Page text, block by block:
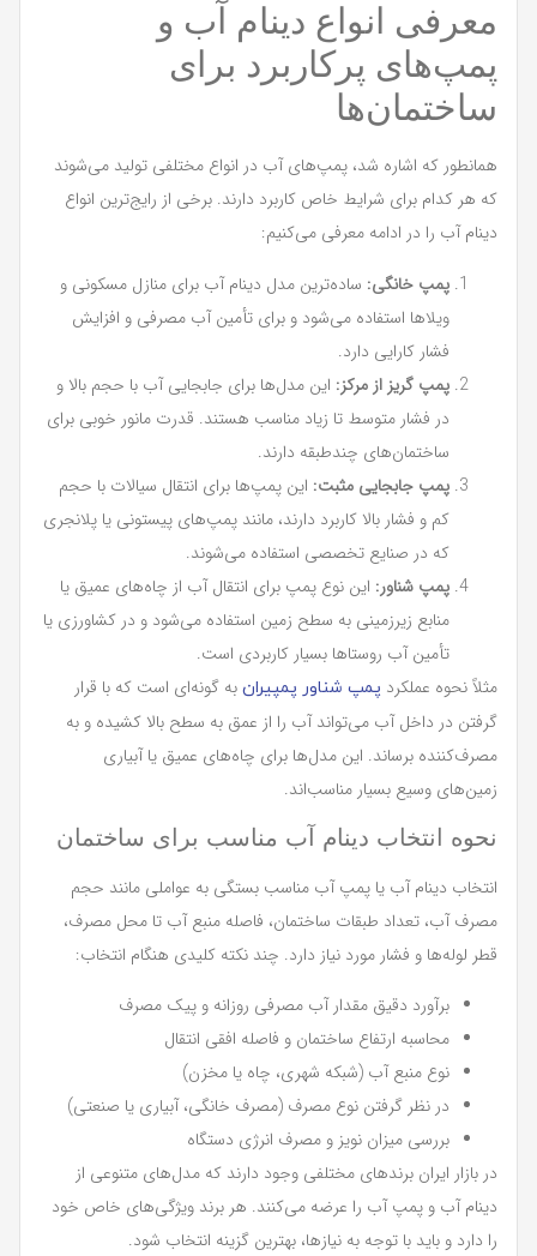
معرفی انواع دینام آب و
پمپ‌های پرکاربرد برای
ساختمان‌ها
همانطور که اشاره شد، پمپ‌های آب در انواع مختلفی تولید می‌شوند
که هر کدام برای شرایط خاص کاربرد دارند. برخی از رایج‌ترین انواع
دینام آب را در ادامه معرفی می‌کنیم:
پمپ خانگی: ساده‌ترین مدل دینام آب برای منازل مسکونی و
ویلاها استفاده می‌شود و برای تأمین آب مصرفی و افزایش
فشار کارایی دارد.
پمپ گریز از مرکز: این مدل‌ها برای جابجایی آب با حجم بالا و
در فشار متوسط تا زیاد مناسب هستند. قدرت مانور خوبی برای
ساختمان‌های چندطبقه دارند.
پمپ جابجایی مثبت: این پمپ‌ها برای انتقال سیالات با حجم
کم و فشار بالا کاربرد دارند، مانند پمپ‌های پیستونی یا پلانجری
که در صنایع تخصصی استفاده می‌شوند.
پمپ شناور: این نوع پمپ برای انتقال آب از چاه‌های عمیق یا
منابع زیرزمینی به سطح زمین استفاده می‌شود و در کشاورزی یا
تأمین آب روستاها بسیار کاربردی است.
مثلاً نحوه عملکرد پمپ شناور پمپیران به گونه‌ای است که با قرار
گرفتن در داخل آب می‌تواند آب را از عمق به سطح بالا کشیده و به
مصرف‌کننده برساند. این مدل‌ها برای چاه‌های عمیق یا آبیاری
زمین‌های وسیع بسیار مناسب‌اند.
نحوه انتخاب دینام آب مناسب برای ساختمان
انتخاب دینام آب یا پمپ آب مناسب بستگی به عواملی مانند حجم
مصرف آب، تعداد طبقات ساختمان، فاصله منبع آب تا محل مصرف،
قطر لوله‌ها و فشار مورد نیاز دارد. چند نکته کلیدی هنگام انتخاب:
برآورد دقیق مقدار آب مصرفی روزانه و پیک مصرف
محاسبه ارتفاع ساختمان و فاصله افقی انتقال
نوع منبع آب (شبکه شهری، چاه یا مخزن)
در نظر گرفتن نوع مصرف (مصرف خانگی، آبیاری یا صنعتی)
بررسی میزان نویز و مصرف انرژی دستگاه
در بازار ایران برندهای مختلفی وجود دارند که مدل‌های متنوعی از
دینام آب و پمپ آب را عرضه می‌کنند. هر برند ویژگی‌های خاص خود
را دارد و باید با توجه به نیازها، بهترین گزینه انتخاب شود.